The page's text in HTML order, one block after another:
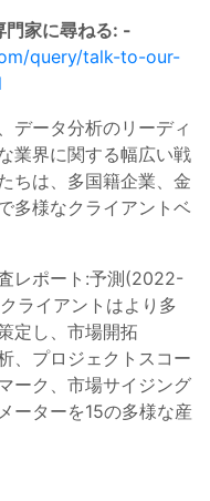
門家に尋ねる: -
query/talk-to-our-
データ分析のリーディ
業界に関する幅広い戦
ちは、多国籍企業、金
多様なクライアントベ
レポート:予測(2022-
ライアントはより多
定し、市場開拓
、プロジェクトスコー
ーク、市場サイジング
ーターを15の多様な産